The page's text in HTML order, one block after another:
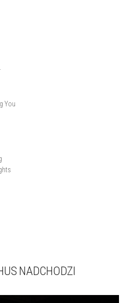
You
NADCHODZI